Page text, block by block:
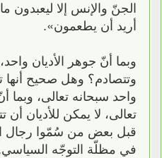
الجنّ والإنس إلا ليعبدون
أريد أن يطعمون».
وبما أنّ جوهر الأديان
وتتصادم؟ وهل صحيح أنها
واحد سبحانه تعالى، وبما
تعالى، لا يمكن للأديان
قبل بعض من سُمّوا رجال
في مظلّة التوجّه